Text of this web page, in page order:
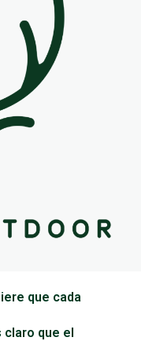
que cada
claro que el